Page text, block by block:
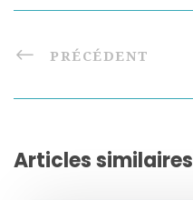
PRÉCÉDENT
Articles similaires